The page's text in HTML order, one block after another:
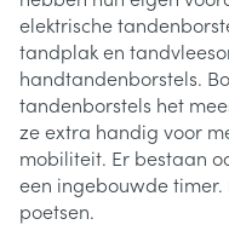
elektrische
tandplak en
handtandenborstels.
tandenborstels het
ze extra handig voor
mobiliteit. Er bestaan
een ingebouwde
poetsen.